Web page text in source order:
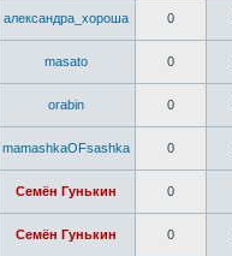
александра_хороша 0
masato 0
orabin 0
mamashkaOFsashka 0
Семён Гунькин 0
Семён Гунькин 0